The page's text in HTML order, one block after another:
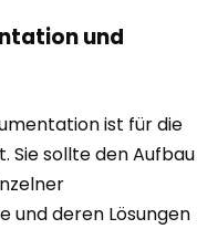
und
ist für die
Sie sollte den Aufbau
und deren Lösungen